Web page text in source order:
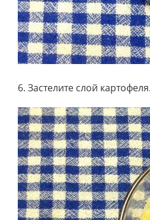
6. Застелите слой